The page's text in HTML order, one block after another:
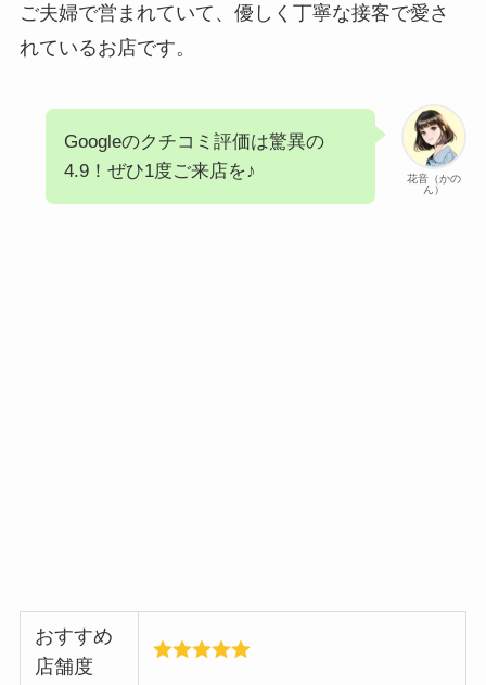
ご夫婦で営まれていて、優しく丁寧な接客で愛さ
れているお店です。
花音（かの
ん）
Googleのクチコミ評価は驚異の
4.9！ぜひ1度ご来店を♪
おすすめ
店舗度